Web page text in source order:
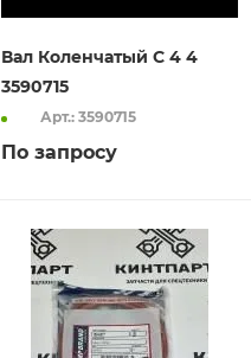
Вал Коленчатый C 4 4
3590715
Арт.: 3590715
По запросу